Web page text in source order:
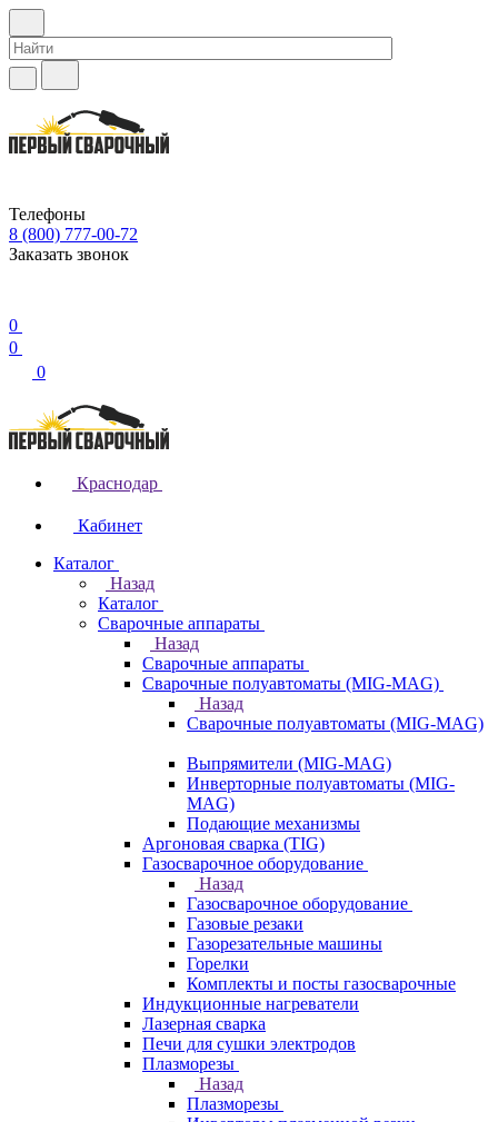
Телефоны
8 (800) 777-00-72
Заказать звонок
0
0
0
Краснодар
Кабинет
Каталог
Назад
Каталог
Сварочные аппараты
Назад
Сварочные аппараты
Сварочные полуавтоматы (MIG-MAG)
Назад
Сварочные полуавтоматы (MIG-MAG)
Выпрямители (MIG-MAG)
Инверторные полуавтоматы (MIG-
MAG)
Подающие механизмы
Аргоновая сварка (TIG)
Газосварочное оборудование
Назад
Газосварочное оборудование
Газовые резаки
Газорезательные машины
Горелки
Комплекты и посты газосварочные
Индукционные нагреватели
Лазерная сварка
Печи для сушки электродов
Плазморезы
Назад
Плазморезы